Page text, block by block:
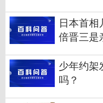
日本首相
倍晋三是
少年约架
吗？